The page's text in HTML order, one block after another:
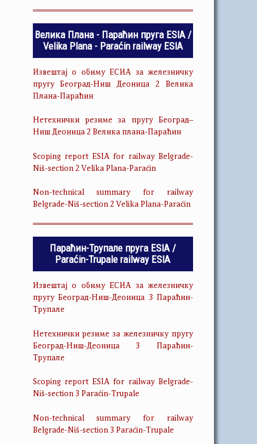
Велика Плана - Параћин пруга ESIA /
Velika Plana - Paraćin railway ESIA
Извештај о обиму ЕСИА за железничку
пругу Београд-Ниш Деоница 2 Велика
Плана-Параћин
Нетехнички резиме за пругу Београд–
Ниш Деоница 2 Велика плана-Параћин
Scoping report ESIA for railway Belgrade-
Niš-section 2 Velika Plana-Paraćin
Non-technical summary for railway
Belgrade-Niš-section 2 Velika Plana-Paraćin
Параћин-Трупале пруга ESIA /
Paraćin-Trupale railway ESIA
Извештај о обиму ЕСИА за железничку
пругу Београд-Ниш-Деоница 3 Параћин-
Трупале
Нетехнички резиме за железничку пругу
Београд-Ниш-Деоница 3 Параћин-
Трупале
Scoping report ESIA for railway Belgrade-
Niš-section 3 Paraćin-Trupale
Non-technical summary for railway
Belgrade-Niš-section 3 Paraćin-Trupale